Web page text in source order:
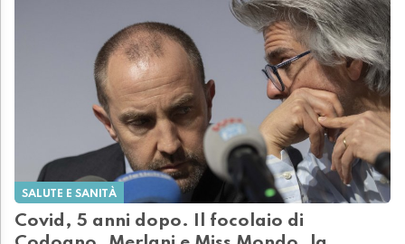
SALUTE E SANITÀ
Covid, 5 anni dopo. Il focolaio di